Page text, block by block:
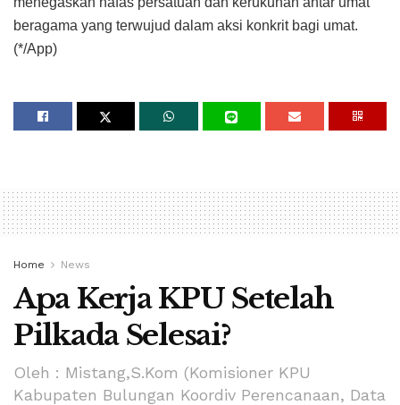
beragama yang terwujud dalam aksi konkrit bagi umat.
(*/App)
Home News
Apa Kerja KPU Setelah
Pilkada Selesai?
Oleh : Mistang,S.Kom (Komisioner KPU
Kabupaten Bulungan Koordiv Perencanaan, Data